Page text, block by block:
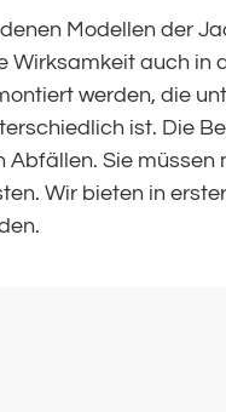
Modellen der
Wirksamkeit auch in
werden, die
ist. Die
Sie müssen
Wir bieten in